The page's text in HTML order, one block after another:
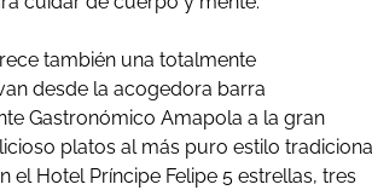
también una totalmente
desde la acogedora barra
Gastronómico Amapola a la gran
platos al más puro estilo
Hotel Príncipe Felipe 5 estrellas, tres